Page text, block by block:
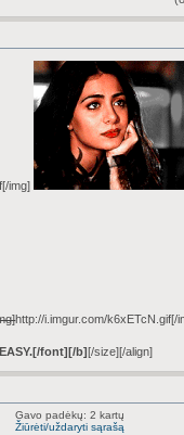
[/img]
http://i.imgur.com/k6xETcN.gif[/
[/font][/b][/size][/align]
Gavo padėkų: 2 kartų
Žiūrėti/uždaryti sąrašą